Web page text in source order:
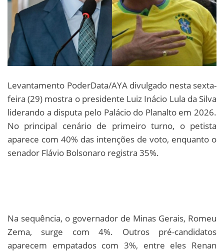
Levantamento PoderData/AYA divulgado nesta sexta-
feira (29) mostra o presidente Luiz Inácio Lula da Silva
liderando a disputa pelo Palácio do Planalto em 2026.
No principal cenário de primeiro turno, o petista
aparece com 40% das intenções de voto, enquanto o
senador Flávio Bolsonaro registra 35%.
Na sequência, o governador de Minas Gerais, Romeu
Zema, surge com 4%. Outros pré-candidatos
aparecem empatados com 3%, entre eles Renan